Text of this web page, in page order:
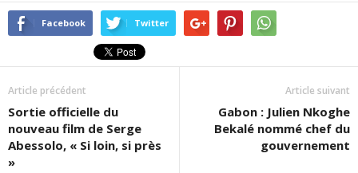
Facebook Twitter
Article précédent
Sortie officielle du
nouveau film de Serge
Abessolo, « Si loin, si près
»
Article suivant
Gabon : Julien Nkoghe
Bekalé nommé chef du
gouvernement